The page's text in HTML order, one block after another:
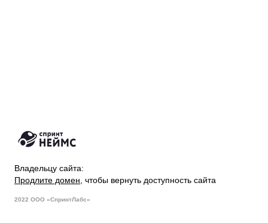
Владельцу сайта:
Продлите домен , чтобы вернуть доступность сайта
2022 ООО «СпринтЛабс»